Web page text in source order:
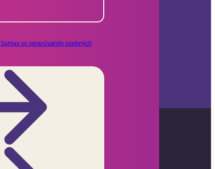
Súhlas so spracúvaním osobných